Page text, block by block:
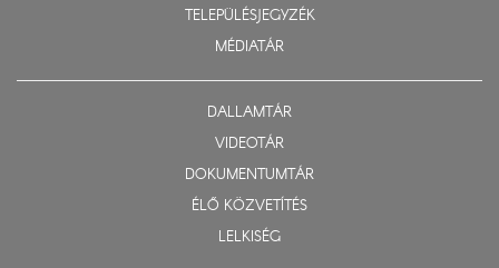
TELEPÜLÉSJEGYZÉK
MÉDIATÁR
DALLAMTÁR
VIDEOTÁR
DOKUMENTUMTÁR
ÉLŐ KÖZVETÍTÉS
LELKISÉG